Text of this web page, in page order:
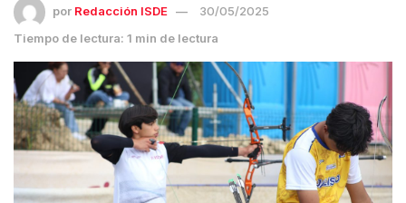
por Redacción ISDE
30/05/2025
Tiempo de lectura: 1 min de lectura